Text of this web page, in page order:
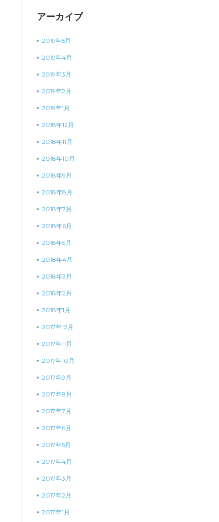
アーカイブ
2019年5月
2019年4月
2019年3月
2019年2月
2019年1月
2018年12月
2018年11月
2018年10月
2018年9月
2018年8月
2018年7月
2018年6月
2018年5月
2018年4月
2018年3月
2018年2月
2018年1月
2017年12月
2017年11月
2017年10月
2017年9月
2017年8月
2017年7月
2017年6月
2017年5月
2017年4月
2017年3月
2017年2月
2017年1月